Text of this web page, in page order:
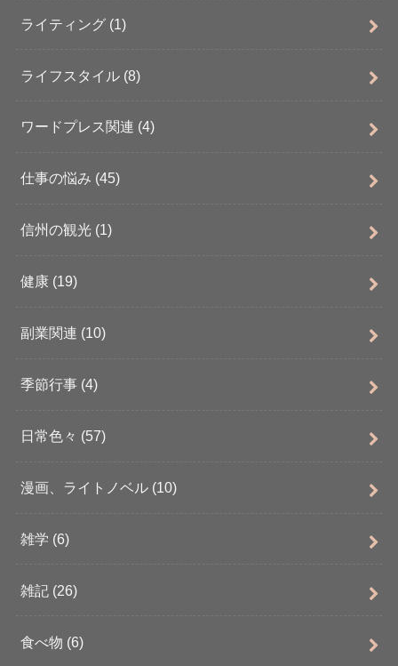
ライティング (1)
ライフスタイル (8)
ワードプレス関連 (4)
仕事の悩み (45)
信州の観光 (1)
健康 (19)
副業関連 (10)
季節行事 (4)
日常色々 (57)
漫画、ライトノベル (10)
雑学 (6)
雑記 (26)
食べ物 (6)